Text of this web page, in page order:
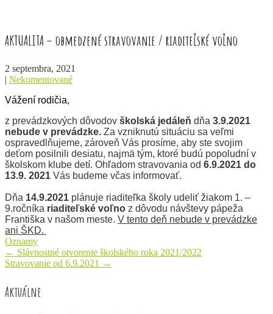
AKTUALITA – obmedzené stravovanie / riaditeľské voľno
2 septembra, 2021
| Nekomentované
Vážení rodičia,
z prevádzkových dôvodov školská jedáleň dňa 3.9.2021
nebude v prevádzke. Za vzniknutú situáciu sa veľmi
ospravedlňujeme, zároveň Vás prosíme, aby ste svojim
deťom posilnili desiatu, najmä tým, ktoré budú popoludní v
školskom klube detí. Ohľadom stravovania od 6.9.2021 do
13.9. 2021 Vás budeme včas informovať.
Dňa 14.9.2021 plánuje riaditeľka školy udeliť žiakom 1. –
9.ročníka riaditeľské voľno z dôvodu návštevy pápeža
Františka v našom meste. V tento deň nebude v prevádzke
ani ŠKD.
Oznamy
Post
navigation
← Slávnostné otvorenie školského roka 2021/2022
Stravovanie od 6.9.2021 →
Aktuálne